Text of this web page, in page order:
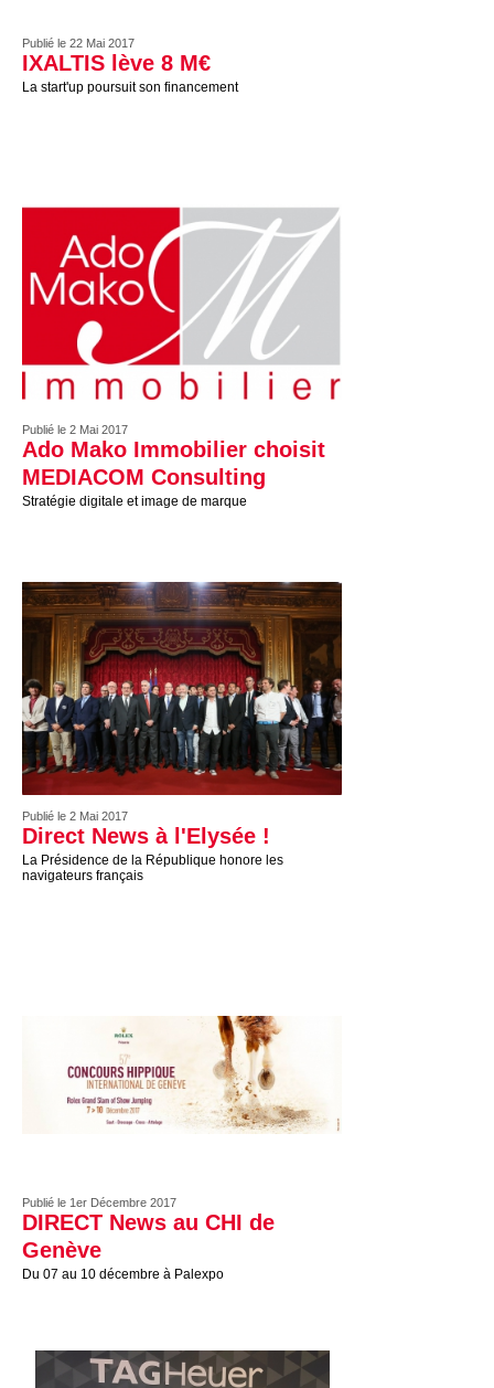
Publié le 22 Mai 2017
IXALTIS lève 8 M€
La start'up poursuit son financement
Publié le 2 Mai 2017
Ado Mako Immobilier choisit
MEDIACOM Consulting
Stratégie digitale et image de marque
Publié le 2 Mai 2017
Direct News à l'Elysée !
La Présidence de la République honore les
navigateurs français
Publié le 1er Décembre 2017
DIRECT News au CHI de
Genève
Du 07 au 10 décembre à Palexpo